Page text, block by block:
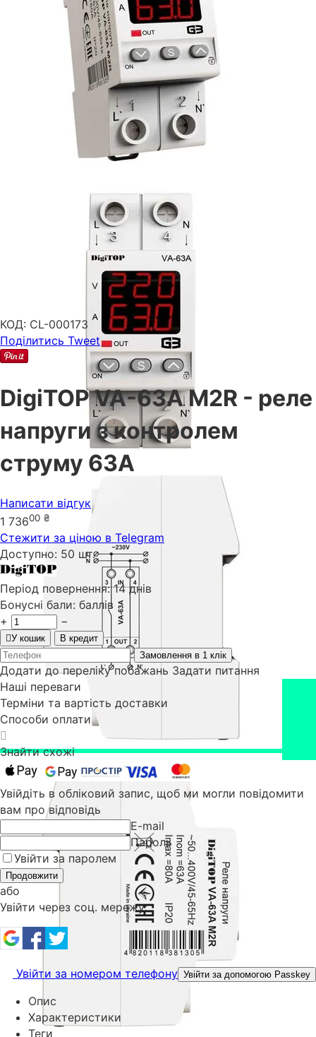
КОД: CL-000173
Поділитись Tweet
DigiTOP VA-63A M2R - реле
напруги з контролем
струму 63А
Написати відгук
1 73600 ₴
Стежити за ціною в Telegram
Доступно: 50 шт.
Період повернення: 14 днів
Бонусні бали: баллів
+
−
У кошик
В кредит
Замовлення в 1 клік
Додати до переліку побажань Задати питання
Наші переваги
Терміни та вартість доставки
Способи оплати
Знайти схожі
Увійдіть в обліковий запис, щоб ми могли повідомити
вам про відповідь
E-mail
Пароль
Увійти за паролем
Продовжити
або
Увійти через соц. мережу:
Увійти за номером телефону Увійти за допомогою Passkey
Опис
Характеристики
Теги